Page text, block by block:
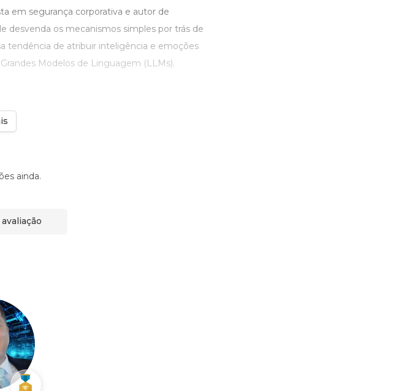
em segurança corporativa e autor de
desvenda os mecanismos simples por trás de
tendência de atribuir inteligência e emoções
Modelos de Linguagem (LLMs).
ainda.